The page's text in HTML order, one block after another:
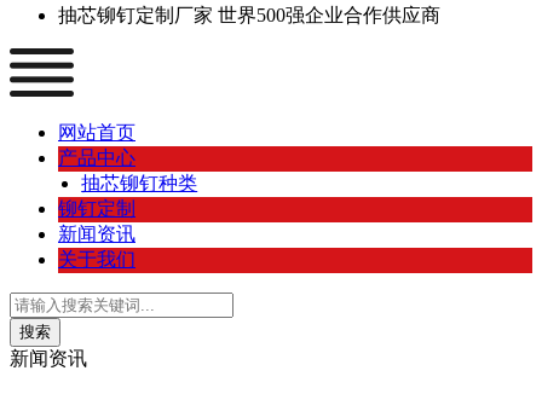
抽芯铆钉定制厂家 世界500强企业合作供应商
网站首页
产品中心
抽芯铆钉种类
铆钉定制
新闻资讯
关于我们
新闻资讯